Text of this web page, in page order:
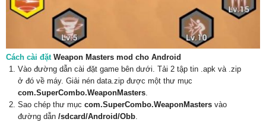
Cách cài đặtWeapon Masters mod cho Android
Vào đường dẫn cài đặt game bên dưới. Tải 2 tập tin .apk và .zip
ở đó về máy. Giải nén data.zip được một thư mục
com.SuperCombo.WeaponMasters.
Sao chép thư mục com.SuperCombo.WeaponMasters vào
đường dẫn /sdcard/Android/Obb.